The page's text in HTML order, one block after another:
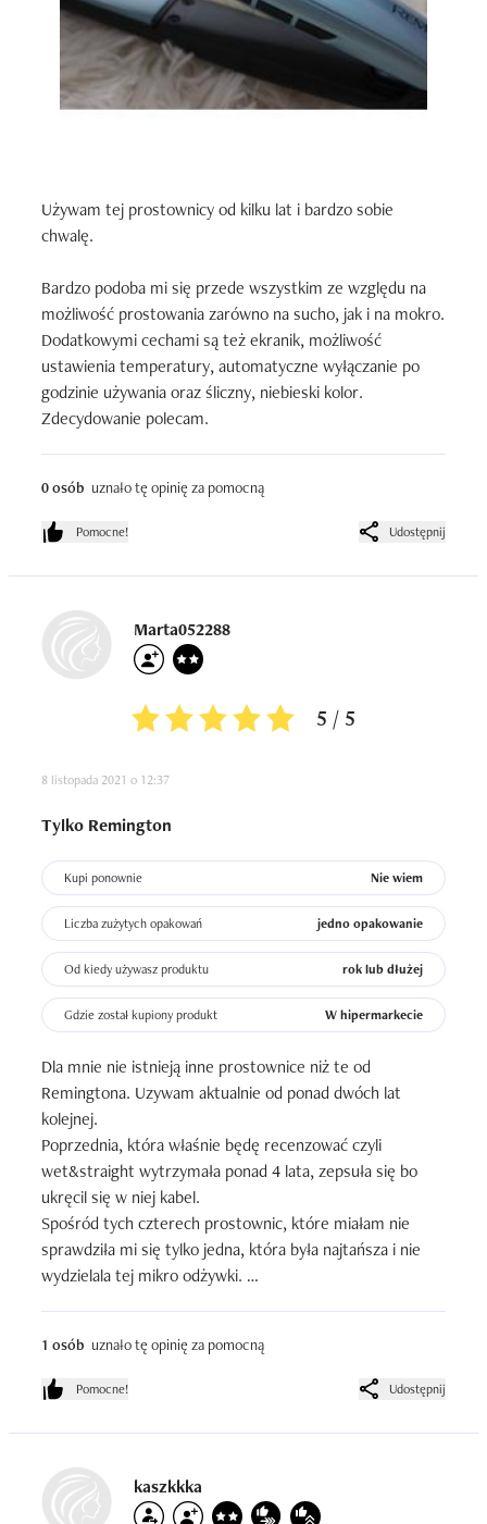
Używam tej prostownicy od kilku lat i bardzo sobie
chwalę.
Bardzo podoba mi się przede wszystkim ze względu na
możliwość prostowania zarówno na sucho, jak i na mokro.
Dodatkowymi cechami są też ekranik, możliwość
ustawienia temperatury, automatyczne wyłączanie po
godzinie używania oraz śliczny, niebieski kolor.
Zdecydowanie polecam.
0 osób uznało tę opinię za pomocną
Pomocne! Udostępnij
Marta052288
5 / 5
8 listopada 2021 o 12:37
Tylko Remington
Kupi ponownie Nie wiem
Liczba zużytych opakowań jedno opakowanie
Od kiedy używasz produktu rok lub dłużej
Gdzie został kupiony produkt W hipermarkecie
Dla mnie nie istnieją inne prostownice niż te od
Remingtona. Uzywam aktualnie od ponad dwóch lat
kolejnej.
Poprzednia, która właśnie będę recenzować czyli
wet&straight wytrzymała ponad 4 lata, zepsuła się bo
ukręcil się w niej kabel.
Spośród tych czterech prostownic, które miałam nie
sprawdziła mi się tylko jedna, która była najtańsza i nie
wydzielala tej mikro odżywki.
wilgotność powietrza nie sprawi, że się spusza i pofaluja.
Mam aktualnie włosy średnio porowate, z tendencja do
puszenia, a kiedys były chyba wysosokporowate i tylko te
prostownice sobie z nimi radziły.
wilgotnych jeszcze włosów. Nie ukrywam  że w
kryzysowych sytuacjach jest to przydatne, ale żebym
1 osób uznało tę opinię za pomocną
Pomocne! Udostępnij
kaszkkka